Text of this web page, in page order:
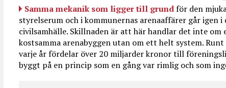
Samma mekanik som ligger till grundför den
styrelserum och i kommunernas arenaaffärer går igen i
civilsamhälle. Skillnaden är att här handlar det inte om
kostsamma arenabyggen utan om ett helt system.
varje år fördelar över 20 miljarder kronor till
byggt på en princip som en gång var rimlig och som